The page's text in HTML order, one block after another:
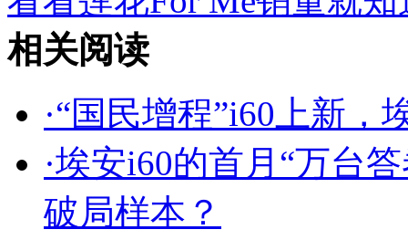
相关阅读
·“国民增程”i60上新，
·埃安i60的首月“万台
破局样本？